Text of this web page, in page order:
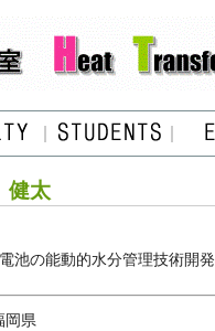
太
池の能動的水分管理技術開発
岡県